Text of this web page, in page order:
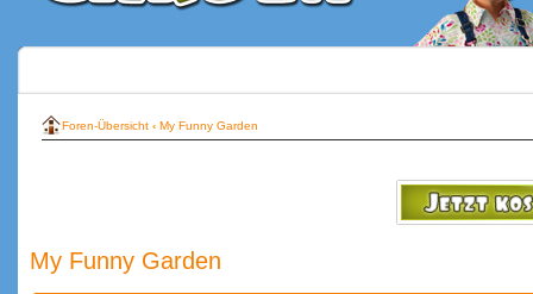
Foren-Übersicht ‹ My Funny Garden
My Funny Garden